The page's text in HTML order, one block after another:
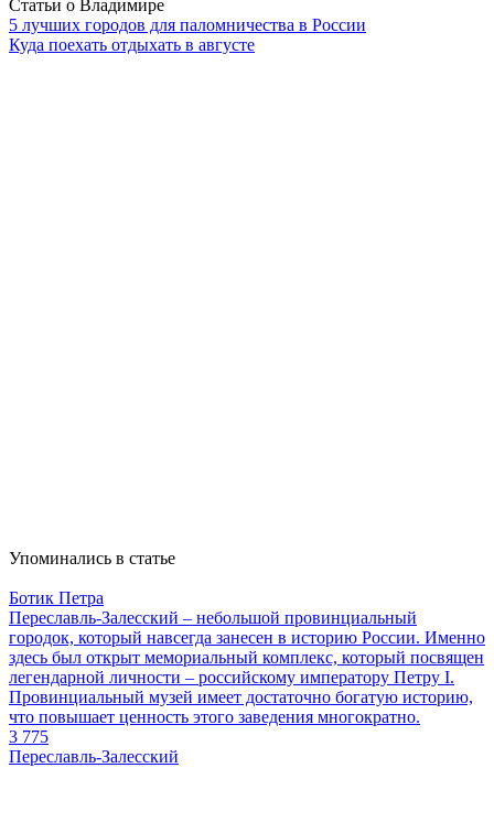
Статьи о Владимире
5 лучших городов для паломничества в России
Куда поехать отдыхать в августе
Упоминались в статье
Ботик Петра
Переславль-Залесский – небольшой провинциальный
городок, который навсегда занесен в историю России. Именно
здесь был открыт мемориальный комплекс, который посвящен
легендарной личности – российскому императору Петру I.
Провинциальный музей имеет достаточно богатую историю,
что повышает ценность этого заведения многократно.
3 775
Переславль-Залесский